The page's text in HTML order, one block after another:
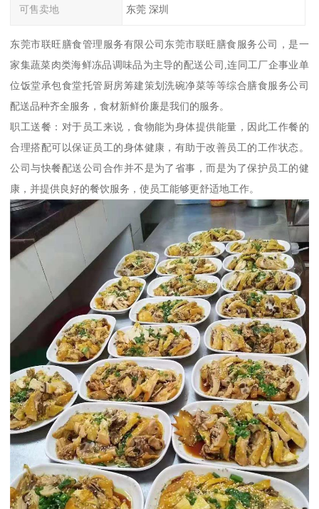
可售卖地 东莞 深圳
东莞市联旺膳食管理服务有限公司东莞市联旺膳食服务公司，是一
家集蔬菜肉类海鲜冻品调味品为主导的配送公司,连同工厂企事业单
位饭堂承包食堂托管厨房筹建策划洗碗净菜等等综合膳食服务公司
配送品种齐全服务，食材新鲜价廉是我们的服务。
职工送餐：对于员工来说，食物能为身体提供能量，因此工作餐的
合理搭配可以保证员工的身体健康，有助于改善员工的工作状态。
公司与快餐配送公司合作并不是为了省事，而是为了保护员工的健
康，并提供良好的餐饮服务，使员工能够更舒适地工作。